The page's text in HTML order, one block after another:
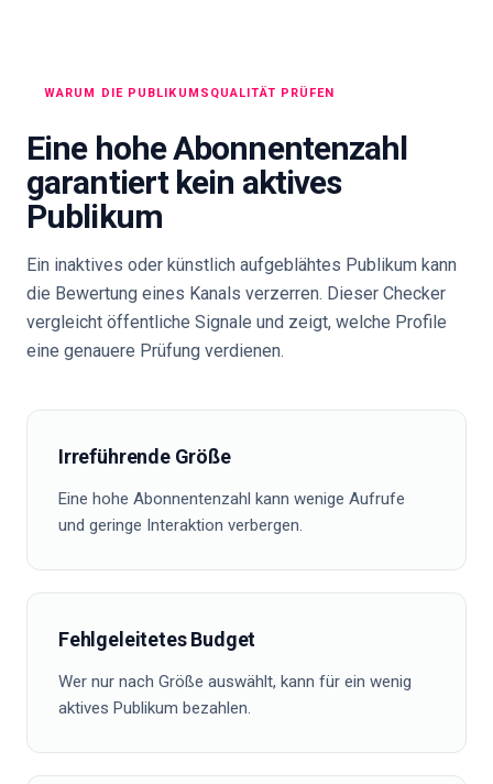
WARUM DIE PUBLIKUMSQUALITÄT PRÜFEN
Eine hohe Abonnentenzahl
garantiert kein aktives
Publikum
Ein inaktives oder künstlich aufgeblähtes Publikum kann
die Bewertung eines Kanals verzerren. Dieser Checker
vergleicht öffentliche Signale und zeigt, welche Profile
eine genauere Prüfung verdienen.
Irreführende Größe
Eine hohe Abonnentenzahl kann wenige Aufrufe
und geringe Interaktion verbergen.
Fehlgeleitetes Budget
Wer nur nach Größe auswählt, kann für ein wenig
aktives Publikum bezahlen.